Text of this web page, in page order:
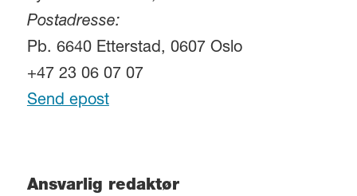
Postadresse:
Pb. 6640 Etterstad, 0607 Oslo
+47 23 06 07 07
Send epost
Ansvarlig redaktør